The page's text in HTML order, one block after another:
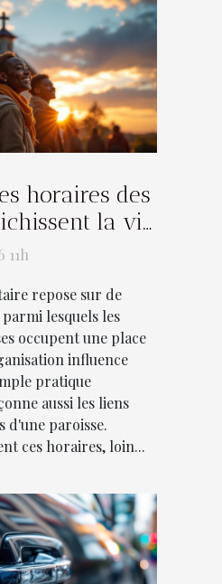
horaires des
la vie
?
11h
repose sur de
lesquels les
occupent une place
influence
pratique
aussi les liens
d'une paroisse.
ces horaires, loin...